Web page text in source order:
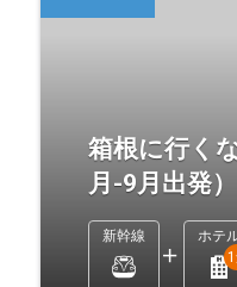
箱根に行く
月-9月出発）
新幹線
ホテ
1